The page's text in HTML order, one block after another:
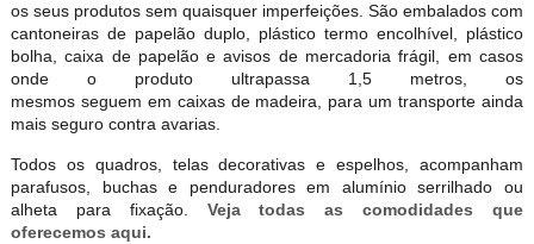
os seus produtos sem quaisquer imperfeições. São embalados com
cantoneiras de papelão duplo, plástico termo encolhível, plástico
bolha, caixa de papelão e avisos de mercadoria frágil, em casos
onde o produto ultrapassa 1,5 metros, os
mesmos seguem em caixas de madeira, para um transporte ainda
mais seguro contra avarias.
Todos os quadros, telas decorativas e espelhos, acompanham
parafusos, buchas e penduradores em alumínio serrilhado ou
alheta para fixação. Veja todas as comodidades que
oferecemos aqui.